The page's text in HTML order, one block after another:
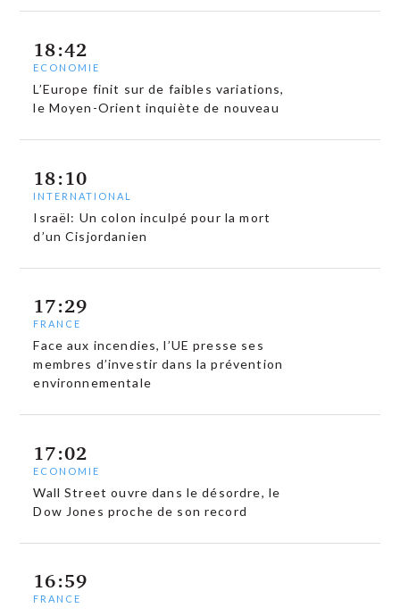
18:42
ECONOMIE
L’Europe finit sur de faibles variations,
le Moyen-Orient inquiète de nouveau
18:10
INTERNATIONAL
Israël: Un colon inculpé pour la mort
d’un Cisjordanien
17:29
FRANCE
Face aux incendies, l’UE presse ses
membres d’investir dans la prévention
environnementale
17:02
ECONOMIE
Wall Street ouvre dans le désordre, le
Dow Jones proche de son record
16:59
FRANCE